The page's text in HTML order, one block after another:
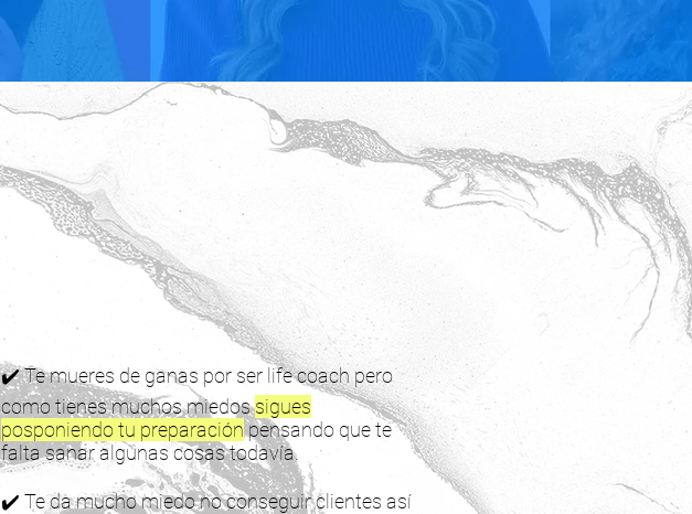
✔️ Te mueres de ganas por ser life coach pero
como tienes muchos miedossigues
posponiendo tu preparaciónpensando que te
falta sanar algunas cosas todavía.
✔️ Te da mucho miedo no conseguir clientes así